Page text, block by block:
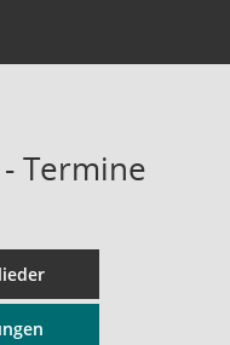
Termine